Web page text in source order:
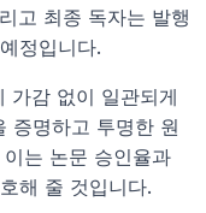
고 최종 독자는 발행
정입니다.
가감 없이 일관되게
증명하고 투명한 원
는 논문 승인율과
해 줄 것입니다.